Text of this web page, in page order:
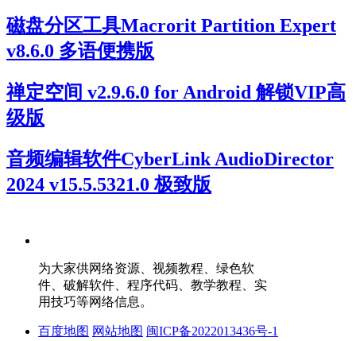
磁盘分区工具Macrorit Partition Expert
v8.6.0 多语便携版
禅定空间 v2.9.6.0 for Android 解锁VIP高
级版
音频编辑软件CyberLink AudioDirector
2024 v15.5.5321.0 极致版
为大家供网络资源、视频教程、绿色软
件、破解软件、程序代码、教学教程、实
用技巧等网络信息。
百度地图 网站地图 闽ICP备2022013436号-1